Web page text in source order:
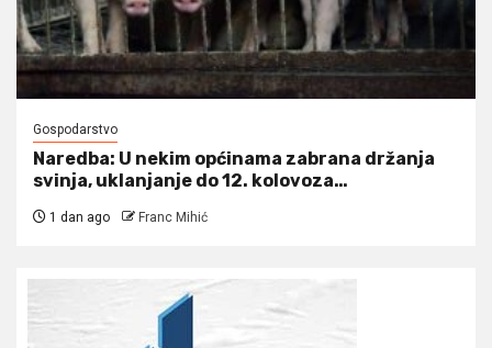
Gospodarstvo
Naredba: U nekim općinama zabrana držanja
svinja, uklanjanje do 12. kolovoza…
1 dan ago Franc Mihić